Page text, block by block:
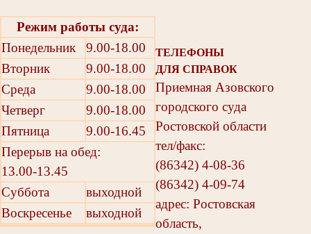
Режим работы суда:
Понедельник
9.00-18.00
Вторник
9.00-18.00
Среда
9.00-18.00
Четверг
9.00-18.00
Пятница
9.00-16.45
Перерыв на обед:
13.00-13.45
Суббота
выходной
Воскресенье
выходной
ТЕЛЕФОНЫ
ДЛЯ СПРАВОК
Приемная Азовского
городского суда
Ростовской области
тел/факс:
(86342) 4-08-36
(86342) 4-09-74
адрес: Ростовская
область,